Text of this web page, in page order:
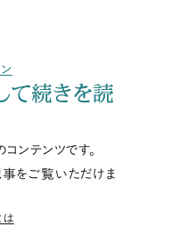
て続きを読
ンテンツです。
事をご覧いただけま
は